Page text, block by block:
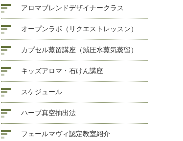
アロマブレンドデザイナークラス
オープンラボ（リクエストレッスン）
カプセル蒸留講座（減圧水蒸気蒸留）
キッズアロマ・石けん講座
スケジュール
ハーブ真空抽出法
フェールマヴィ認定教室紹介